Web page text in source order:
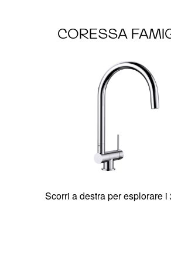
CORESSA
Scorri a destra per esplorare i